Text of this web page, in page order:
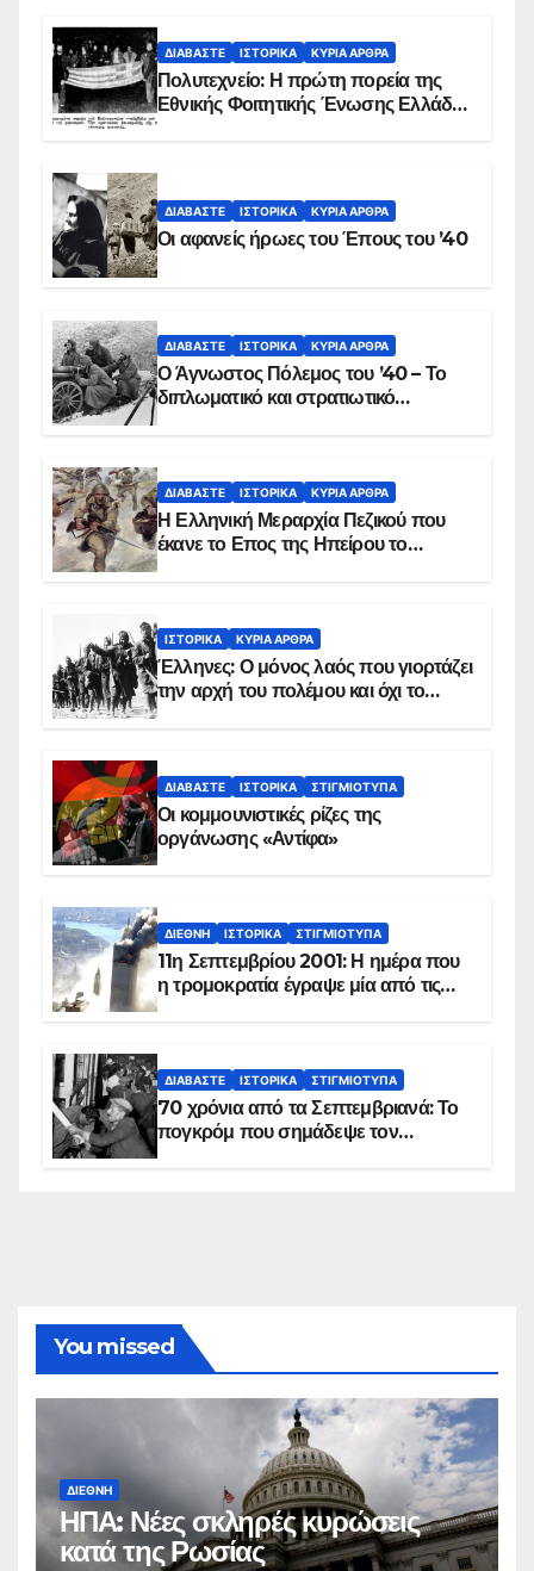
ΔΙΑΒΆΣΤΕ ΙΣΤΟΡΙΚΆ ΚΥΡΙΑ ΑΡΘΡΑ
Πολυτεχνείο: Η πρώτη πορεία της
Εθνικής Φοιτητικής Ένωσης Ελλάδος
ΔΙΑΒΆΣΤΕ ΙΣΤΟΡΙΚΆ ΚΥΡΙΑ ΑΡΘΡΑ
Οι αφανείς ήρωες του Έπους του ’40
ΔΙΑΒΆΣΤΕ ΙΣΤΟΡΙΚΆ ΚΥΡΙΑ ΑΡΘΡΑ
Ο Άγνωστος Πόλεμος του ’40 – Το
διπλωματικό και στρατιωτικό
ΔΙΑΒΆΣΤΕ ΙΣΤΟΡΙΚΆ ΚΥΡΙΑ ΑΡΘΡΑ
Η Ελληνική Μεραρχία Πεζικού που
έκανε το Επος της Ηπείρου το
ΙΣΤΟΡΙΚΆ ΚΥΡΙΑ ΑΡΘΡΑ
Έλληνες: Ο μόνος λαός που γιορτάζει
την αρχή του πολέμου και όχι το
ΔΙΑΒΆΣΤΕ ΙΣΤΟΡΙΚΆ ΣΤΙΓΜΙΌΤΥΠΑ
Οι κομμουνιστικές ρίζες της
οργάνωσης «Αντίφα»
ΔΙΕΘΝΉ ΙΣΤΟΡΙΚΆ ΣΤΙΓΜΙΌΤΥΠΑ
11η Σεπτεμβρίου 2001: Η ημέρα που
η τρομοκρατία έγραψε μία από τις
ΔΙΑΒΆΣΤΕ ΙΣΤΟΡΙΚΆ ΣΤΙΓΜΙΌΤΥΠΑ
70 χρόνια από τα Σεπτεμβριανά: Το
πογκρόμ που σημάδεψε τον
You missed
ΔΙΕΘΝΉ
ΗΠΑ: Νέες σκληρές κυρώσεις
κατά της Ρωσίας